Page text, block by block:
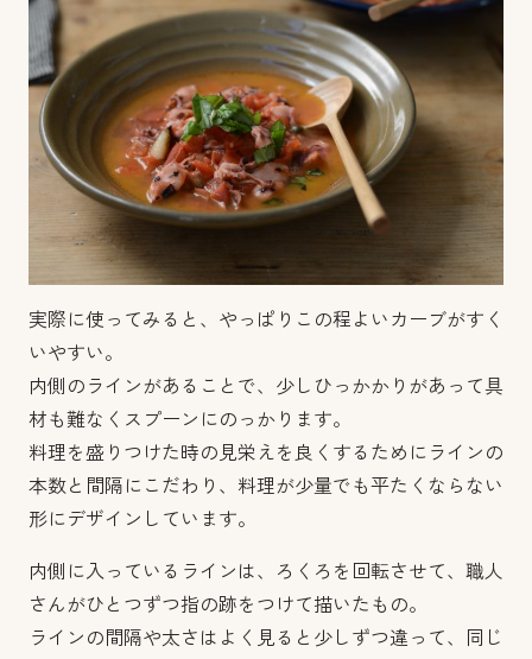
実際に使ってみると、やっぱりこの程よいカーブがすく
いやすい。
内側のラインがあることで、少しひっかかりがあって具
材も難なくスプーンにのっかります。
料理を盛りつけた時の見栄えを良くするためにラインの
本数と間隔にこだわり、料理が少量でも平たくならない
形にデザインしています。
内側に入っているラインは、ろくろを回転させて、職人
さんがひとつずつ指の跡をつけて描いたもの。
ラインの間隔や太さはよく見ると少しずつ違って、同じ